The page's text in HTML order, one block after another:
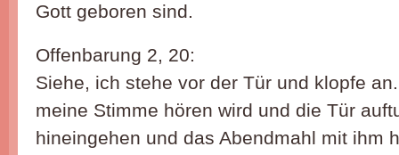
Gott geboren sind.
Offenbarung 2, 20:
Siehe, ich stehe vor der Tür und klopfe
meine Stimme hören wird und die Tür
hineingehen und das Abendmahl mit ihm